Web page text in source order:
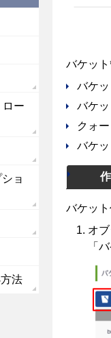
バケッ
バケ
バケ
クォ
バケ
バケッ
オ
「
ロー
ョ
法